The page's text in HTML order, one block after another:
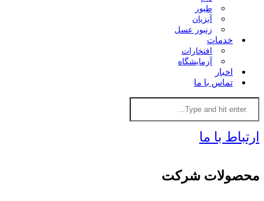
طیور
آبزیان
زنبور عسل
خدمات
افتخارات
آزمایشگاه
اخبار
تماس با ما
ارتباط با ما
محصولات شرکت